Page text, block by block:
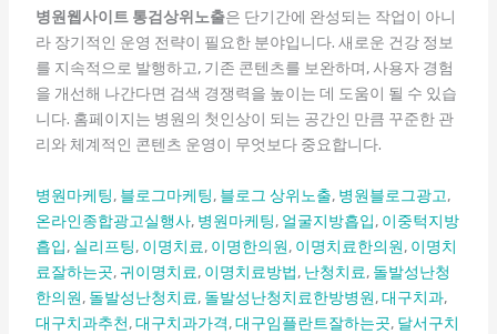
병원웹사이트 통검상위노출은 단기간에 완성되는 작업이 아니
라 장기적인 운영 전략이 필요한 분야입니다. 새로운 건강 정보
를 지속적으로 발행하고, 기존 콘텐츠를 보완하며, 사용자 경험
을 개선해 나간다면 검색 경쟁력을 높이는 데 도움이 될 수 있습
니다. 홈페이지는 병원의 첫인상이 되는 공간인 만큼 꾸준한 관
리와 체계적인 콘텐츠 운영이 무엇보다 중요합니다.
병원마케팅, 블로그마케팅, 블로그 상위노출, 병원블로그광고,
온라인종합광고실행사, 병원마케팅, 얼굴지방흡입, 이중턱지방
흡입, 실리프팅, 이명치료, 이명한의원, 이명치료한의원, 이명치
료잘하는곳, 귀이명치료, 이명치료방법, 난청치료, 돌발성난청
한의원, 돌발성난청치료, 돌발성난청치료한방병원,대구치과,
대구치과추천,대구치과가격,대구임플란트잘하는곳, 달서구치